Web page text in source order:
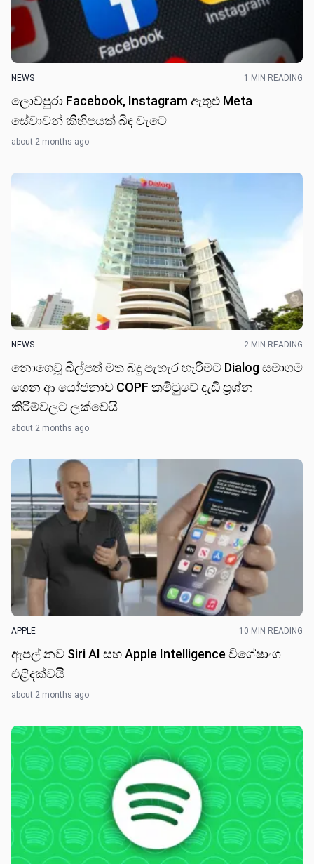
NEWS 1 MIN READING
ලොවපුරා Facebook, Instagram ඇතුළු Meta
සේවාවන් කිහිපයක් බිඳ වැටේ
about 2 months ago
NEWS 2 MIN READING
නොගෙවූ බිල්පත් මත බදු පැහැර හැරීමට Dialog සමාගම
ගෙන ආ යෝජනාව COPF කමිටුවේ දැඩි ප්‍රශ්න
කිරීම්වලට ලක්වෙයි
about 2 months ago
APPLE 10 MIN READING
ඇපල් නව Siri AI සහ Apple Intelligence විශේෂාංග
එළිදක්වයි
about 2 months ago